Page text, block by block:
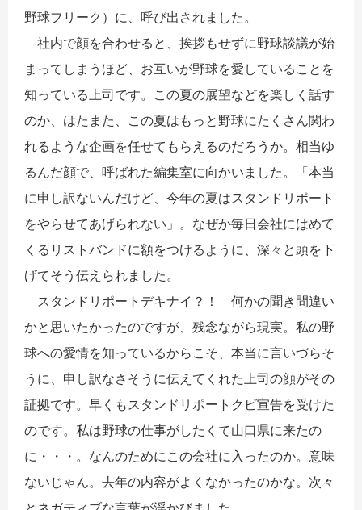
野球フリーク）に、呼び出されました。
社内で顔を合わせると、挨拶もせずに野球談議が始
まってしまうほど、お互いが野球を愛していることを
知っている上司です。この夏の展望などを楽しく話す
のか、はたまた、この夏はもっと野球にたくさん関わ
れるような企画を任せてもらえるのだろうか。相当ゆ
るんだ顔で、呼ばれた編集室に向かいました。「本当
に申し訳ないんだけど、今年の夏はスタンドリポート
をやらせてあげられない」。なぜか毎日会社にはめて
くるリストバンドに額をつけるように、深々と頭を下
げてそう伝えられました。
スタンドリポートデキナイ？！ 何かの聞き間違い
かと思いたかったのですが、残念ながら現実。私の野
球への愛情を知っているからこそ、本当に言いづらそ
うに、申し訳なさそうに伝えてくれた上司の顔がその
証拠です。早くもスタンドリポートクビ宣告を受けた
のです。私は野球の仕事がしたくて山口県に来たの
に・・・。なんのためにこの会社に入ったのか。意味
ないじゃん。去年の内容がよくなかったのかな。次々